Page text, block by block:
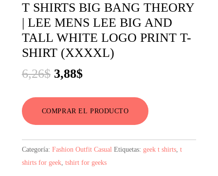
T SHIRTS BIG BANG THEORY
| LEE MENS LEE BIG AND
TALL WHITE LOGO PRINT T-
SHIRT (XXXXL)
6,26$ El
original
era:
6,26$.
3,88$El
actual
es:
3,88$.
COMPRAR EL PRODUCTO
Categoría: Fashion Outfit Casual Etiquetas: geek t shirts, t
shirts for geek, tshirt for geeks